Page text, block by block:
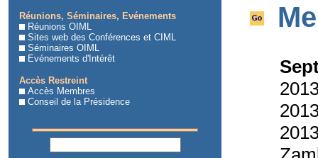
Réunions, Séminaires, Evénements
Réunions OIML
Sites web des Conférences et CIML
Séminaires OIML
Evénements d'Intérêt
Accès Restreint
Accès Membres
Conseil de la Présidence